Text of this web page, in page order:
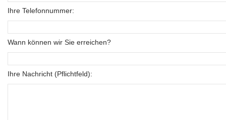
Ihre Telefonnummer:
Wann können wir Sie erreichen?
Ihre Nachricht (Pflichtfeld):